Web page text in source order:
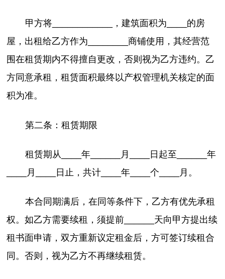
甲方将____________，建筑面积为____的房
屋，出租给乙方作为________商铺使用，其经营范
围在租赁期内不得擅自更改，否则视为乙方违约。乙
方同意承租，租赁面积最终以产权管理机关核定的面
积为准。
第二条：租赁期限
租赁期从____年______月____日起至______年
____月____日止，共计____年____个____月。
本合同期满后，在同等条件下，乙方有优先承租
权。如乙方需要续租，须提前______天向甲方提出续
租书面申请，双方重新议定租金后，方可签订续租合
同。否则，视为乙方不再继续租赁。